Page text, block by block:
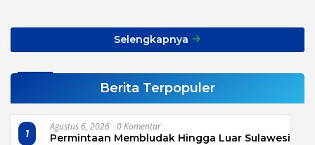
Selengkapnya
Berita Terpopuler
1
Agustus 6, 2026 0 Komentar
Permintaan Membludak Hingga Luar Sulawesi